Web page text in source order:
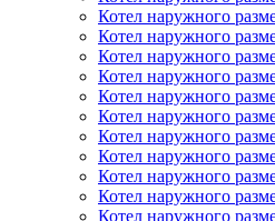
Котел наружного
Котел наружного
Котел наружного
Котел наружного
Котел наружного
Котел наружного
Котел наружного
Котел наружного
Котел наружного
Котел наружного
Котел наружного